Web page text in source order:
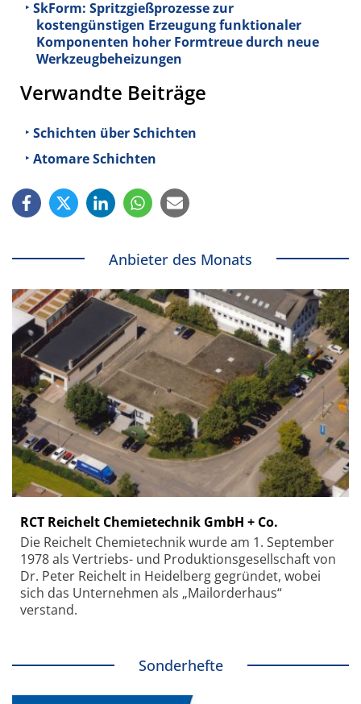
SkForm: Spritzgießprozesse zur
kostengünstigen Erzeugung funktionaler
Komponenten hoher Formtreue durch neue
Werkzeugbeheizungen
Verwandte Beiträge
Schichten über Schichten
Atomare Schichten
Anbieter des Monats
RCT Reichelt Chemietechnik GmbH + Co.
Die Reichelt Chemietechnik wurde am 1. September
1978 als Vertriebs- und Produktionsgesellschaft von
Dr. Peter Reichelt in Heidelberg gegründet, wobei
sich das Unternehmen als „Mailorderhaus“
verstand.
Sonderhefte